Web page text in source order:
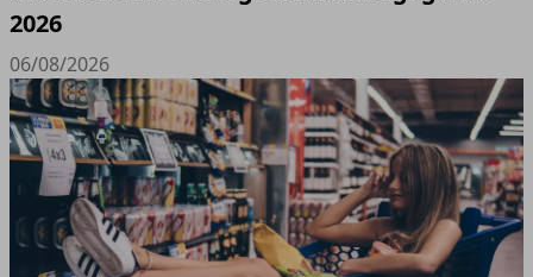
2026
06/08/2026